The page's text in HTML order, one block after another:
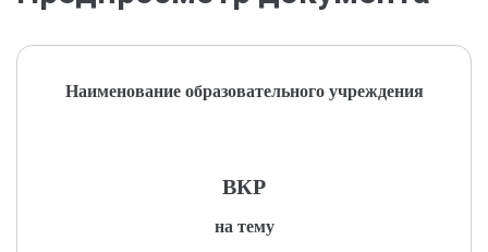
Наименование образовательного учреждения
ВКР
на тему